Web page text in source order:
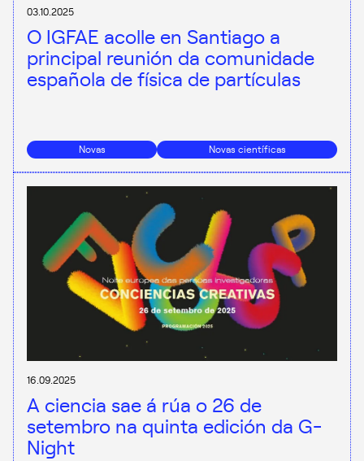
03.10.2025
O IGFAE acolle en Santiago a
principal reunión da comunidade
española de física de partículas
Novas Novas científicas
16.09.2025
A ciencia sae á rúa o 26 de
setembro na quinta edición da G-
Night